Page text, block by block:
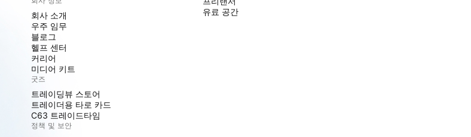
회사 소개
우주 임무
블로그
헬프 센터
커리어
미디어 키트
굿즈
트레이딩뷰 스토어
트레이더용 타로 카드
C63 트레이드타임
정책 및 보안
유료 공간